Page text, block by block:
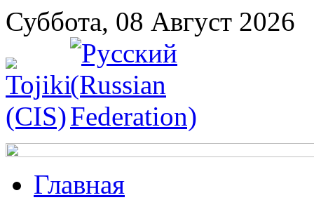
Суббота, 08 Август 2026
Главная